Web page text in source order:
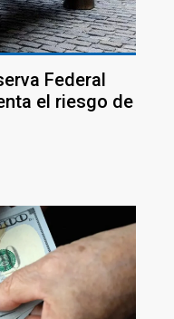
Federal
el riesgo de